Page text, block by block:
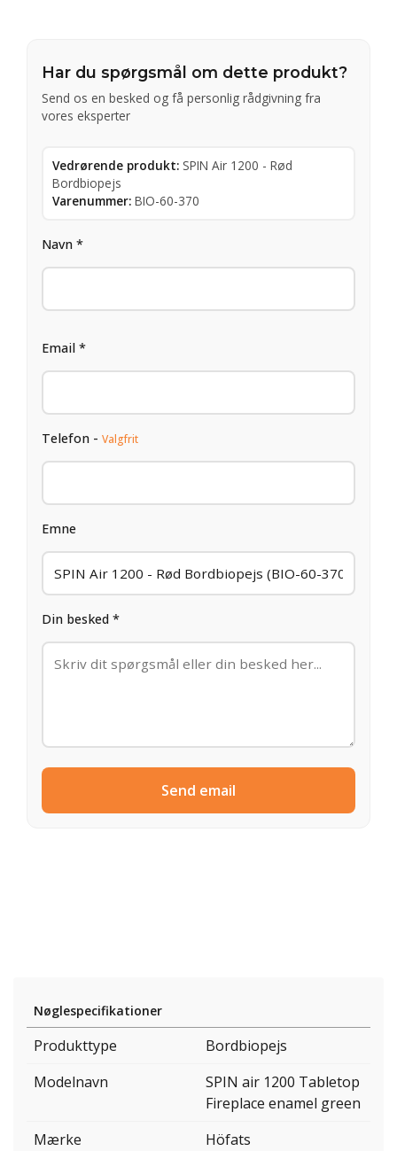
Har du spørgsmål om dette produkt?
Send os en besked og få personlig rådgivning fra
vores eksperter
Vedrørende produkt: SPIN Air 1200 - Rød
Bordbiopejs
Varenummer: BIO-60-370
Navn *
Email *
Telefon - Valgfrit
Emne
Din besked *
Send email
Nøglespecifikationer
Produkttype
Bordbiopejs
Modelnavn
SPIN air 1200 Tabletop
Fireplace enamel green
Mærke
Höfats